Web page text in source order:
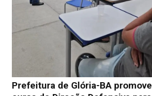
Prefeitura de Glória-BA promove